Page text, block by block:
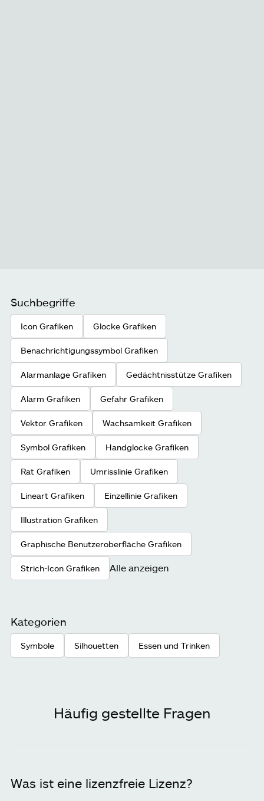
Suchbegriffe
Icon Grafiken Glocke Grafiken
Benachrichtigungssymbol Grafiken
Alarmanlage Grafiken Gedächtnisstütze Grafiken
Alarm Grafiken Gefahr Grafiken
Vektor Grafiken Wachsamkeit Grafiken
Symbol Grafiken Handglocke Grafiken
Rat Grafiken Umrisslinie Grafiken
Lineart Grafiken Einzellinie Grafiken
Illustration Grafiken
Graphische Benutzeroberfläche Grafiken
Strich-Icon Grafiken Alle anzeigen
Kategorien
Symbole Silhouetten Essen und Trinken
Häufig gestellte Fragen
Was ist eine lizenzfreie Lizenz?